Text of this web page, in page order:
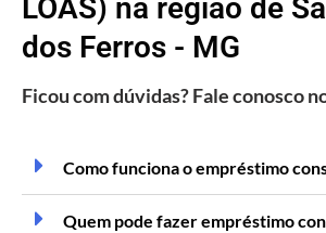
LOAS) na região de
dos Ferros - MG
Ficou com dúvidas? Fale conosco
Como funciona o empréstimo
Quem pode fazer empréstimo